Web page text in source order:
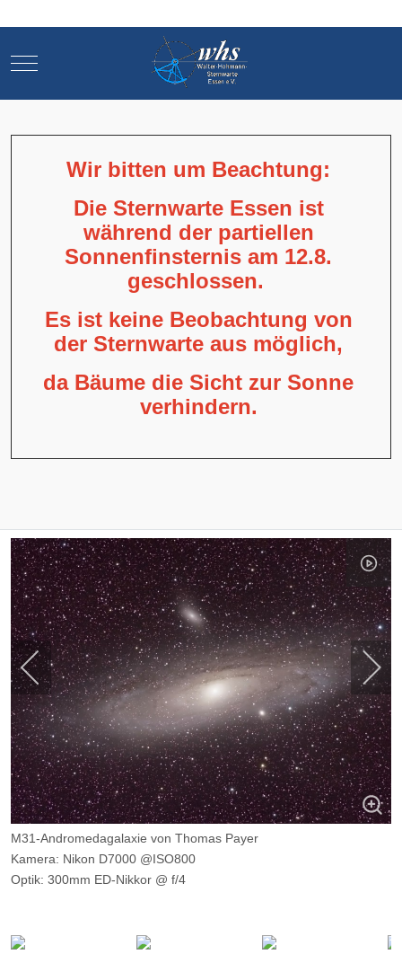
Mobile Menu Toggle
Wir bitten um Beachtung:
Die Sternwarte Essen ist
während der partiellen
Sonnenfinsternis am 12.8.
geschlossen.
Es ist keine Beobachtung von
der Sternwarte aus möglich,
da Bäume die Sicht zur Sonne
verhindern.
M31-Andromedagalaxie von Thomas Payer
Kamera: Nikon D7000 @ISO800
Optik: 300mm ED-Nikkor @ f/4